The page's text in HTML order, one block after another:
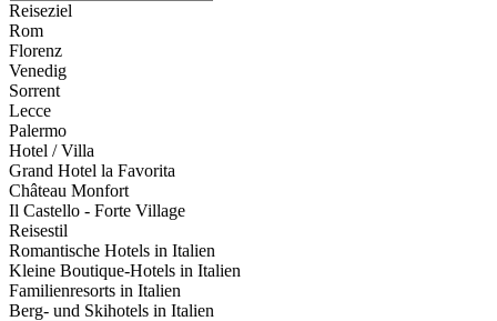
Reiseziel
Rom
Florenz
Venedig
Sorrent
Lecce
Palermo
Hotel / Villa
Grand Hotel la Favorita
Château Monfort
Il Castello - Forte Village
Reisestil
Romantische Hotels in Italien
Kleine Boutique-Hotels in Italien
Familienresorts in Italien
Berg- und Skihotels in Italien